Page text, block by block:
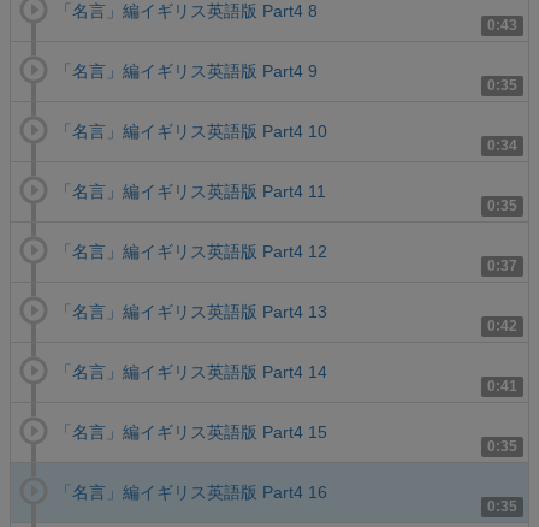
0:43
「名言」編イギリス英語版 Part4 8
0:35
「名言」編イギリス英語版 Part4 9
0:34
「名言」編イギリス英語版 Part4 10
0:35
「名言」編イギリス英語版 Part4 11
0:37
「名言」編イギリス英語版 Part4 12
0:42
「名言」編イギリス英語版 Part4 13
0:41
「名言」編イギリス英語版 Part4 14
0:35
「名言」編イギリス英語版 Part4 15
0:35
「名言」編イギリス英語版 Part4 16